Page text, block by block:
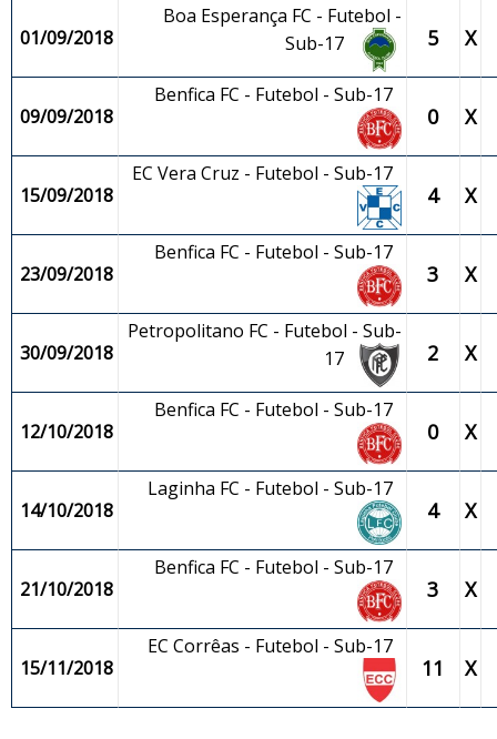
01/09/2018
Boa Esperança FC - Futebol -
Sub-17
5 X
09/09/2018
Benfica FC - Futebol - Sub-17
0 X
15/09/2018
EC Vera Cruz - Futebol - Sub-17
4 X
23/09/2018
Benfica FC - Futebol - Sub-17
3 X
30/09/2018
Petropolitano FC - Futebol - Sub-
17
2 X
12/10/2018
Benfica FC - Futebol - Sub-17
0 X
14/10/2018
Laginha FC - Futebol - Sub-17
4 X
21/10/2018
Benfica FC - Futebol - Sub-17
3 X
15/11/2018
EC Corrêas - Futebol - Sub-17
11 X